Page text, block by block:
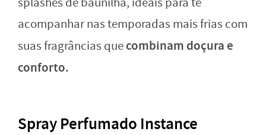
acompanhar nas temporadas mais frias com
suas fragrâncias quecombinam doçura e
conforto.
Spray Perfumado Instance